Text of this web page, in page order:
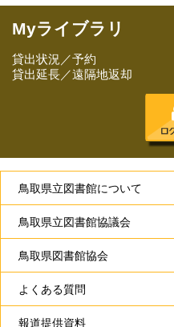
Myライブラリ
貸出状況／予約
貸出延長／遠隔地返却
鳥取県立図書館について
鳥取県立図書館協議会
鳥取県図書館協会
よくある質問
報道提供資料